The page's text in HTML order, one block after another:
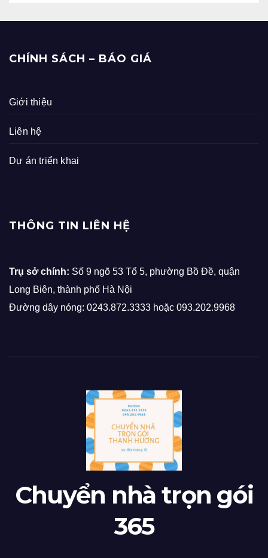
CHÍNH SÁCH – BÁO GIÁ
Giới thiệu
Liên hệ
Dự án triển khai
THÔNG TIN LIÊN HỆ
Trụ sở chính: Số 9 ngõ 53 Tổ 5, phường Bồ Đề, quận
Long Biên, thành phố Hà Nội
Đường dây nóng: 0243.872.3333 hoặc 093.202.9968
Chuyển nhà trọn gói
365